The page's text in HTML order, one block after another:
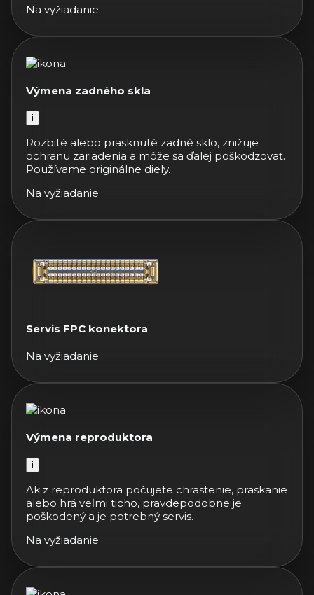
Na vyžiadanie
Výmena zadného skla
i
Rozbité alebo prasknuté zadné sklo, znižuje
ochranu zariadenia a môže sa ďalej poškodzovať.
Používame originálne diely.
Na vyžiadanie
Servis FPC konektora
Na vyžiadanie
Výmena reproduktora
i
Ak z reproduktora počujete chrastenie, praskanie
alebo hrá veľmi ticho, pravdepodobne je
poškodený a je potrebný servis.
Na vyžiadanie